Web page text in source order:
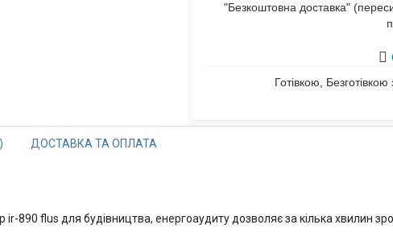
"Безкоштовна доставка"
Готівкою,
ДОСТАВКА ТА ОПЛАТА
ir-890 flus для будівництва, енергоаудиту дозволяє за кілька хвилин